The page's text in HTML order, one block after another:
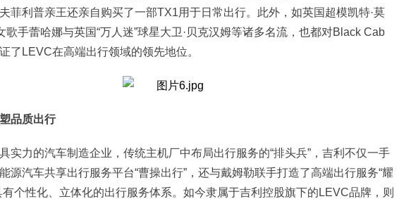
菲利普亲王还亲自购买了一部TX1用于日常出行。 此外 ， 如英国超模凯特·莫
歌手蕾哈娜与英国“万人迷”球星大卫 · 贝克汉姆等诸多名流 ，也都对B lack Cab
了LEVC在高端出行领域的领先地位。
品质出行
实力的汽车制造企业 ， 传统主机厂中布局出行服务的“排头兵”，吉利不仅一手
源汽车共享出行服务平台“曹操出行”，还与戴姆勒联手打造了高端出行服务“耀
有个性化、立体化的出行服务体系。 如今隶属于吉利控股旗下的 LEVC品牌 ，则